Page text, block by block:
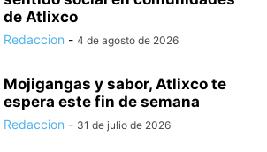
de Atlixco
Redaccion - 4 de agosto de 2026
Mojigangas y sabor, Atlixco te
espera este fin de semana
Redaccion - 31 de julio de 2026